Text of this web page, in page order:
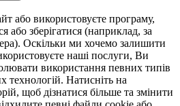
або використовуєте програму,
або зберігатися (наприклад, за
Оскільки ми хочемо залишити
наші послуги, Ви
використання певних типів
технологій. Натисніть на
щоб дізнатися більше та змінити